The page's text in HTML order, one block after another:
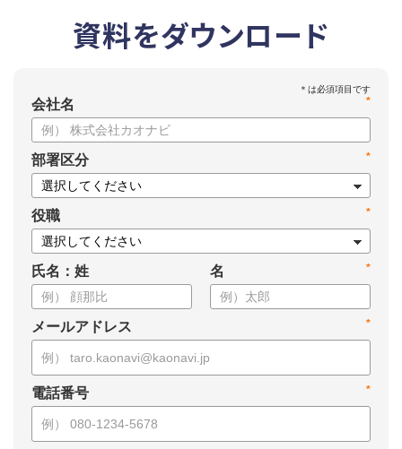
資料をダウンロード
*
会社名
*
部署区分
*
役職
氏名：姓 *
名
*
メールアドレス
*
電話番号